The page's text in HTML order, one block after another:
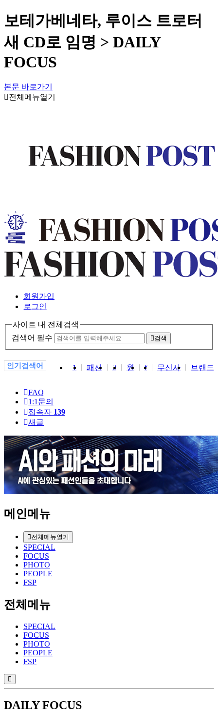
보테가베네타, 루이스 트로터
새 CD로 임명 > DAILY
FOCUS
본문 바로가기
전체메뉴열기
회원가입
로그인
사이트 내 전체검색
검색어 필수
검색
인기검색어 1 패션 2 원 f 무신사 브랜드
FAQ
1:1문의
접속자 139
새글
메인메뉴
전체메뉴열기
SPECIAL
FOCUS
PHOTO
PEOPLE
FSP
전체메뉴
SPECIAL
FOCUS
PHOTO
PEOPLE
FSP
DAILY FOCUS